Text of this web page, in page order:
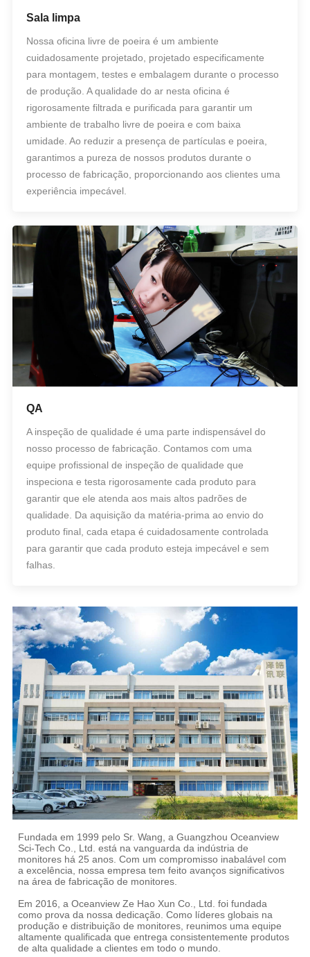
Sala limpa
Nossa oficina livre de poeira é um ambiente
cuidadosamente projetado, projetado especificamente
para montagem, testes e embalagem durante o processo
de produção. A qualidade do ar nesta oficina é
rigorosamente filtrada e purificada para garantir um
ambiente de trabalho livre de poeira e com baixa
umidade. Ao reduzir a presença de partículas e poeira,
garantimos a pureza de nossos produtos durante o
processo de fabricação, proporcionando aos clientes uma
experiência impecável.
QA
A inspeção de qualidade é uma parte indispensável do
nosso processo de fabricação. Contamos com uma
equipe profissional de inspeção de qualidade que
inspeciona e testa rigorosamente cada produto para
garantir que ele atenda aos mais altos padrões de
qualidade. Da aquisição da matéria-prima ao envio do
produto final, cada etapa é cuidadosamente controlada
para garantir que cada produto esteja impecável e sem
falhas.
Fundada em 1999 pelo Sr. Wang, a Guangzhou Oceanview
Sci-Tech Co., Ltd. está na vanguarda da indústria de
monitores há 25 anos. Com um compromisso inabalável com
a excelência, nossa empresa tem feito avanços significativos
na área de fabricação de monitores.
Em 2016, a Oceanview Ze Hao Xun Co., Ltd. foi fundada
como prova da nossa dedicação. Como líderes globais na
produção e distribuição de monitores, reunimos uma equipe
altamente qualificada que entrega consistentemente produtos
de alta qualidade a clientes em todo o mundo.